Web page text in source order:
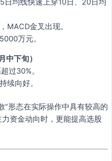
日均线快速上穿10日、20日均
MACD金叉出现。
万元。
下旬）
过30%。
续向好。
”形态在实际操作中具有较高的
资金动向时，更能提高选股